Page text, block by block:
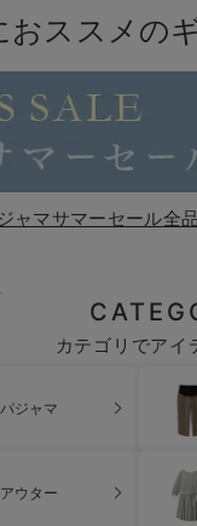
おススメの
ャマサマーセール全
カテゴリでアイ
パジャマ
アウター